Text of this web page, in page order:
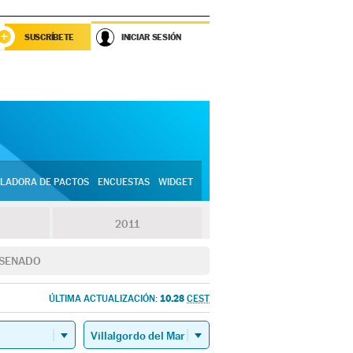
SUSCRÍBETE INICIAR SESIÓN
DE PACTOS ENCUESTAS WIDGET
2011
ÚLTIMA ACTUALIZACIÓN: 10.28 CEST